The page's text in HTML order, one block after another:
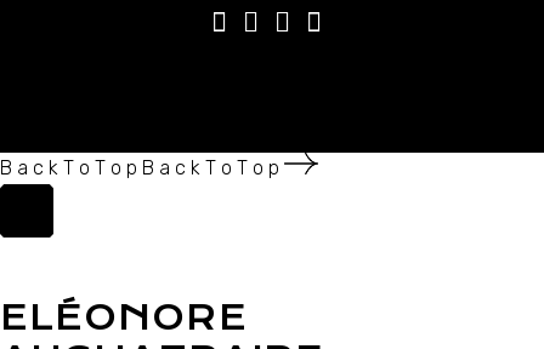
B a c k T o T o p B a c k T o T o p
ELÉONORE